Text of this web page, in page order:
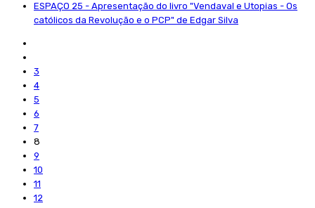
ESPAÇO 25 - Apresentação do livro "Vendaval e Utopias - Os
católicos da Revolução e o PCP" de Edgar Silva
3
4
5
6
7
8
9
10
11
12